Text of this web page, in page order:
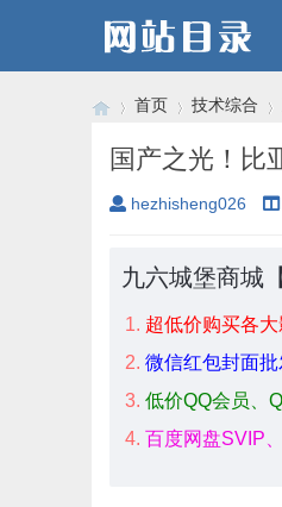
›
首页
›
技术综合
›
国产之光！比
hezhisheng026
九六城堡商城
超低价购买各
微信红包封面
低价QQ会员、
百度网盘SVIP